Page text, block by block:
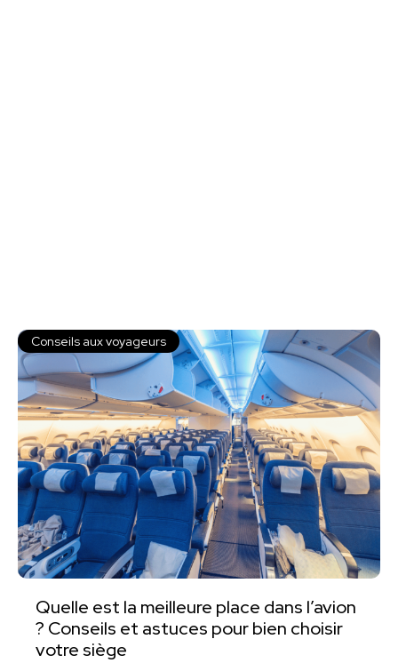
Conseils aux voyageurs
Quelle est la meilleure place dans l’avion
? Conseils et astuces pour bien choisir
votre siège